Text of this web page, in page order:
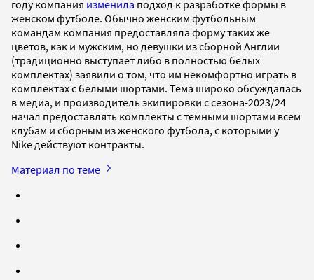
году компания изменила подход к разработке формы в
женском футболе. Обычно женским футбольным
командам компания предоставляла форму таких же
цветов, как и мужским, но девушки из сборной Англии
(традиционно выступает либо в полностью белых
комплектах) заявили о том, что им некомфортно играть в
комплектах с белыми шортами. Тема широко обсуждалась
в медиа, и производитель экипировки с сезона-2023/24
начал предоставлять комплекты с темными шортами всем
клубам и сборным из женского футбола, с которыми у
Nike действуют контракты.
Материал по теме